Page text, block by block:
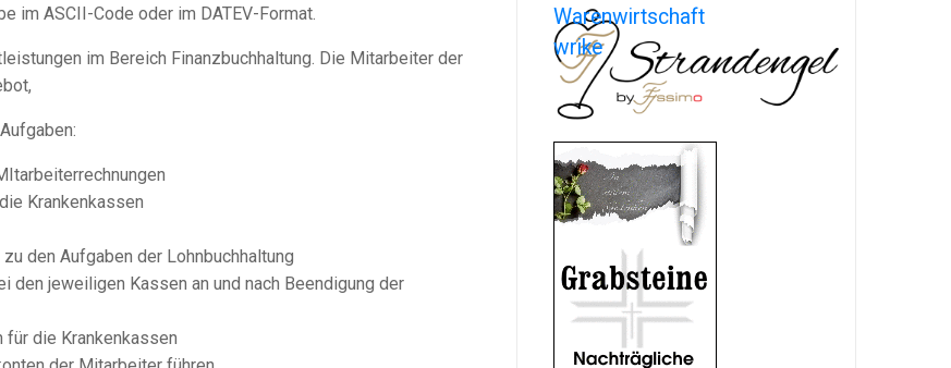
im ASCII-Code oder im DATEV-Format.
im Bereich Finanzbuchhaltung. Die Mitarbeiter der
Krankenkassen
zu den Aufgaben der Lohnbuchhaltung
den jeweiligen Kassen an und nach Beendigung der
für die Krankenkassen
Warenwirtschaft
wrike